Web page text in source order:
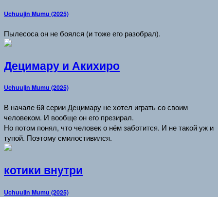
Uchuujin Mumu (2025)
Пылесоса он не боялся (и тоже его разобрал).
Децимару и Акихиро
Uchuujin Mumu (2025)
В начале 6й серии Децимару не хотел играть со своим
человеком. И вообще он его презирал.
Но потом понял, что человек о нём заботится. И не такой уж и
тупой. Поэтому смилостивился.
котики внутри
Uchuujin Mumu (2025)